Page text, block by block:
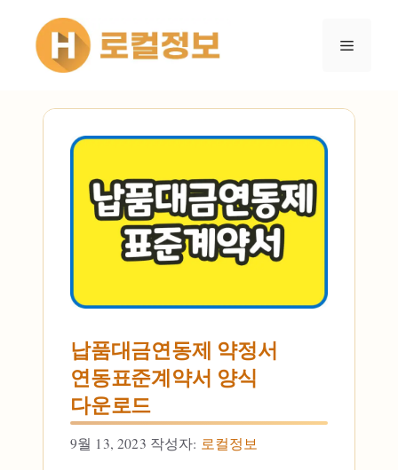
건너뛰기
메뉴
납품대금연동제 약정서
연동표준계약서 양식
다운로드
9월 13, 2023 작성자: 로컬정보